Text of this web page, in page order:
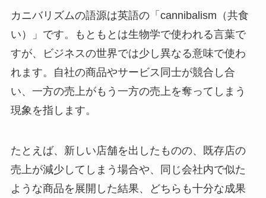
カニバリズムの語源は英語の「cannibalism（共食
い）」です。もともとは生物学で使われる言葉で
すが、ビジネスの世界では少し異なる意味で使わ
れます。自社の商品やサービス同士が競合し合
い、一方の売上がもう一方の売上を奪ってしまう
現象を指します。
たとえば、新しい店舗を出したものの、既存店の
売上が減少してしまう場合や、同じ会社内で似た
ような商品を展開した結果、どちらも十分な成果